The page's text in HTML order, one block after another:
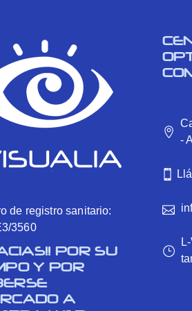
de registro sanitario:
3560
POR SU
Y POR
A
-